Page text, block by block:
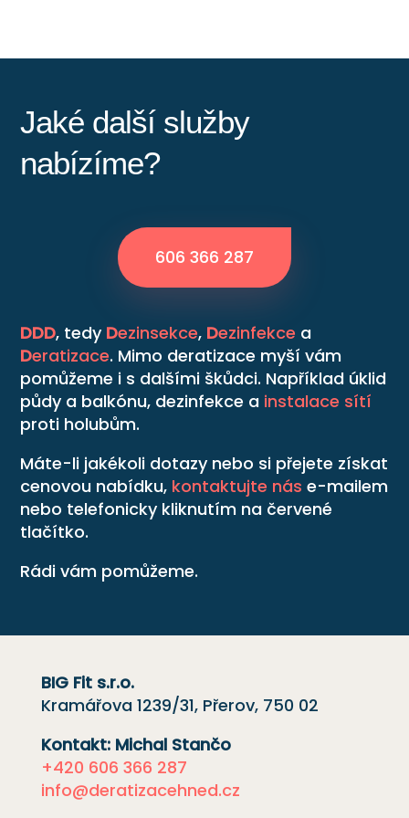
Jaké další služby
nabízíme?
606 366 287
DDD, tedy Dezinsekce, Dezinfekce a
Deratizace. Mimo deratizace myší vám
pomůžeme i s dalšími škůdci. Například úklid
půdy a balkónu, dezinfekce a instalace sítí
proti holubům.
Máte-li jakékoli dotazy nebo si přejete získat
cenovou nabídku, kontaktujte nás e-mailem
nebo telefonicky kliknutím na červené
tlačítko.
Rádi vám pomůžeme.
BIG Fit s.r.o.
Kramářova 1239/31, Přerov, 750 02
Kontakt: Michal Stančo
+420 606 366 287
info@deratizacehned.cz